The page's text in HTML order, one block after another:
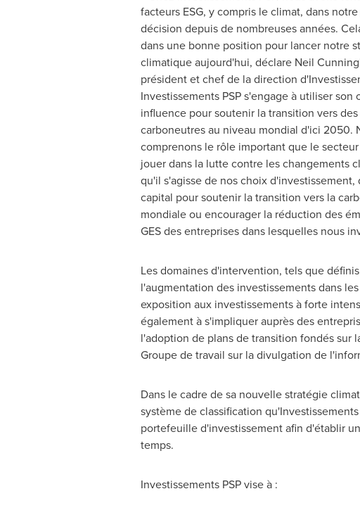
facteurs ESG, y compris le climat, dans
décision depuis de nombreuses années.
dans une bonne position pour lancer notre
climatique aujourd'hui, déclare Neil
président et chef de la direction
Investissements PSP s'engage à utiliser son
influence pour soutenir la transition vers
carboneutres au niveau mondial d'ici 2050.
comprenons le rôle important que le
jouer dans la lutte contre les changements
qu'il s'agisse de nos choix d'investissement,
capital pour soutenir la transition vers la
mondiale ou encourager la réduction des
GES des entreprises dans lesquelles nous
Les domaines d'intervention, tels que
l'augmentation des investissements dans
exposition aux investissements à forte
également à s'impliquer auprès des
l'adoption de plans de transition fondés
Groupe de travail sur la divulgation de
Dans le cadre de sa nouvelle stratégie
système de classification
portefeuille d'investissement afin d'établir
temps.
Investissements PSP vise à :